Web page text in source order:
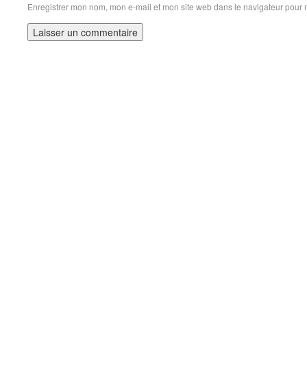
Enregistrer mon nom, mon e-mail et mon site web dans le navigateur pour